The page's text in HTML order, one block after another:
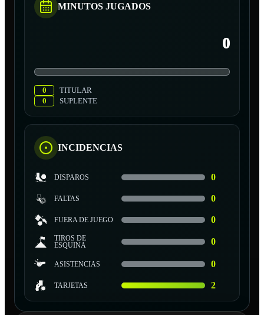
MINUTOS JUGADOS
0
0
TITULAR
0
SUPLENTE
INCIDENCIAS
DISPAROS 0
FALTAS 0
FUERA DE JUEGO 0
TIROS DE
ESQUINA
0
ASISTENCIAS 0
TARJETAS 2